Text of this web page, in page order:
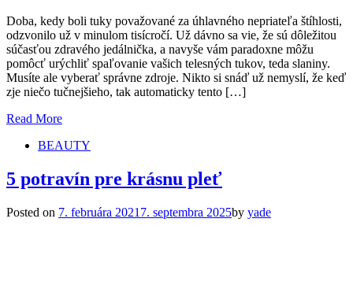
Doba, kedy boli tuky považované za úhlavného nepriateľa štíhlosti,
odzvonilo už v minulom tisícročí. Už dávno sa vie, že sú dôležitou
súčasťou zdravého jedálnička, a navyše vám paradoxne môžu
pomôcť urýchliť spaľovanie vašich telesných tukov, teda slaniny.
Musíte ale vyberať správne zdroje. Nikto si snáď už nemyslí, že keď
zje niečo tučnejšieho, tak automaticky tento […]
Read More
BEAUTY
5 potravín pre krásnu pleť
Posted on 7. februára 2021 7. septembra 2025by yade